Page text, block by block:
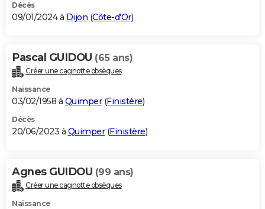
Décès
09/01/2024 à Dijon (Côte-d'Or)
Pascal GUIDOU (65 ans)
Créer une cagnotte obsèques
Naissance
03/02/1958 à Quimper(Finistère)
Décès
20/06/2023 à Quimper(Finistère)
Agnes GUIDOU (99 ans)
Créer une cagnotte obsèques
Naissance